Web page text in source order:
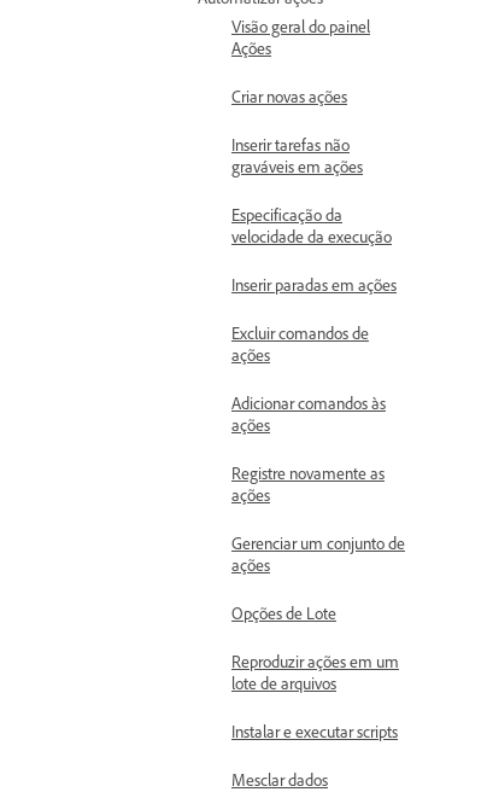
Visão geral do painel
Ações
Criar novas ações
Inserir tarefas não
graváveis em ações
Especificação da
velocidade da execução
Inserir paradas em ações
Excluir comandos de
ações
Adicionar comandos às
ações
Registre novamente as
ações
Gerenciar um conjunto de
ações
Opções de Lote
Reproduzir ações em um
lote de arquivos
Instalar e executar scripts
Mesclar dados